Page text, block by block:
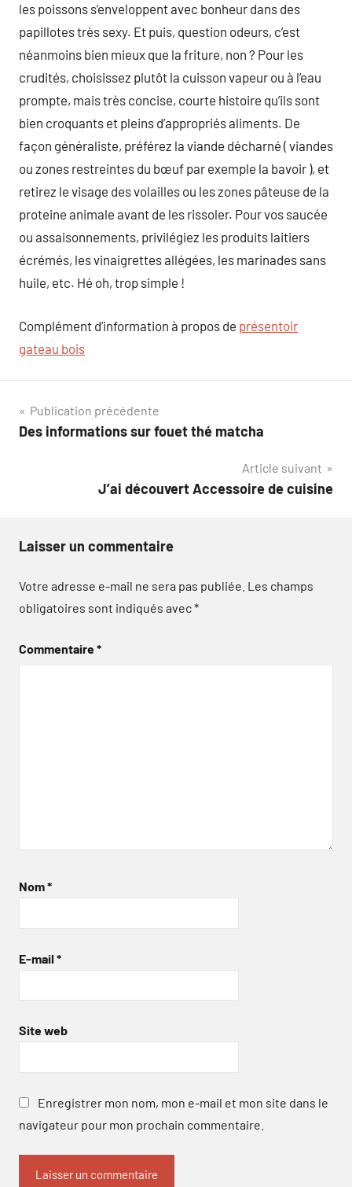
les poissons s’enveloppent avec bonheur dans des
papillotes très sexy. Et puis, question odeurs, c’est
néanmoins bien mieux que la friture, non ? Pour les
crudités, choisissez plutôt la cuisson vapeur ou à l’eau
prompte, mais très concise, courte histoire qu’ils sont
bien croquants et pleins d’appropriés aliments. De
façon généraliste, préférez la viande décharné ( viandes
ou zones restreintes du bœuf par exemple la bavoir ), et
retirez le visage des volailles ou les zones pâteuse de la
proteine animale avant de les rissoler. Pour vos saucée
ou assaisonnements, privilégiez les produits laitiers
écrémés, les vinaigrettes allégées, les marinades sans
huile, etc. Hé oh, trop simple !
Complément d’information à propos de présentoir
gateau bois
Navigation
de
Publication précédente
Des informations sur fouet thé matcha
Article suivant
J’ai découvert Accessoire de cuisine
Laisser un commentaire
Votre adresse e-mail ne sera pas publiée. Les champs
obligatoires sont indiqués avec*
Commentaire*
Nom*
E-mail *
Site web
Enregistrer mon nom, mon e-mail et mon site dans le
navigateur pour mon prochain commentaire.